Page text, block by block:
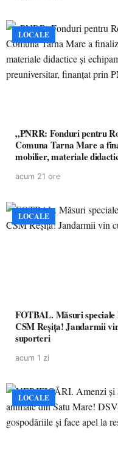
LOCALE
„PNRR: Fonduri pentru
Comuna Tarna Mare a
mobilier, materiale
acum 21 ore
LOCALE
FOTBAL. Măsuri
CSM Reșița! Jandarmii
suporteri
acum 1 zi
LOCALE